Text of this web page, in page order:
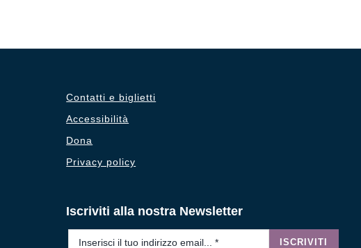
Contatti e biglietti
Accessibilità
Dona
Privacy policy
Iscriviti alla nostra Newsletter
ISCRIVITI